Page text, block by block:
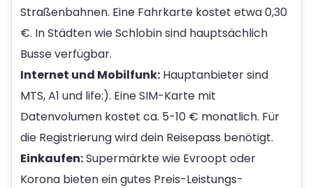
Straßenbahnen. Eine Fahrkarte kostet etwa 0,30
€. In Städten wie Schlobin sind hauptsächlich
Busse verfügbar.
Internet und Mobilfunk: Hauptanbieter sind
MTS, A1 und life:). Eine SIM-Karte mit
Datenvolumen kostet ca. 5-10 € monatlich. Für
die Registrierung wird dein Reisepass benötigt.
Einkaufen:Supermärkte wie Evroopt oder
Korona bieten ein gutes Preis-Leistungs-